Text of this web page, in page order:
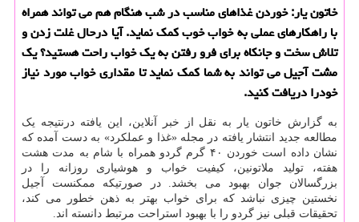
خاتون یار: خوردن غذاهای مناسب در شب هنگام هم می تواند همراه
با راهکارهای عملی به خواب خوب کمک نماید. آیا درحال غلت زدن و
تلاش سخت و جانکاه برای فرو رفتن به یک خواب راحت هستید؟ یک
مشت آجیل می تواند به شما کمک نماید تا مقداری خواب مورد نیاز
خودرا دریافت کنید.
به گزارش خاتون یار به نقل از خبر آنلاین، این یافته درنتیجه یک
مطالعه جدید انتشار یافته در مجله «غذا و عملکرد» به دست آمده که
نشان داده است خوردن ۴۰ گرم گردو همراه با شام به مدت هشت
هفته، تولید ملاتونین، کیفیت خواب و هوشیاری روزانه را در
بزرگسالان جوان بهبود می بخشد. در صورتیکه ممکنست آجیل
نخستین چیزی نباشد که برای خواب بهتر به ذهن خطور می کند،
تحقیقات قبلی نیز گردو را با بهبود استراحت مرتبط دانسته اند.